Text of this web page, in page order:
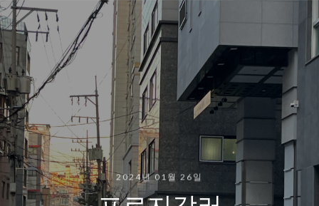
2024년 01월 26일